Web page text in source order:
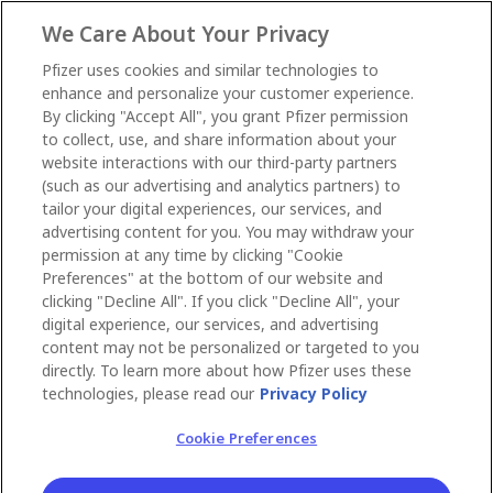
We Care About Your Privacy
Pfizer uses cookies and similar technologies to
enhance and personalize your customer experience.
By clicking "Accept All", you grant Pfizer permission
to collect, use, and share information about your
website interactions with our third-party partners
(such as our advertising and analytics partners) to
tailor your digital experiences, our services, and
advertising content for you. You may withdraw your
permission at any time by clicking "Cookie
Preferences" at the bottom of our website and
clicking "Decline All". If you click "Decline All", your
digital experience, our services, and advertising
content may not be personalized or targeted to you
directly. To learn more about how Pfizer uses these
technologies, please read our Privacy Policy
Cookie Preferences